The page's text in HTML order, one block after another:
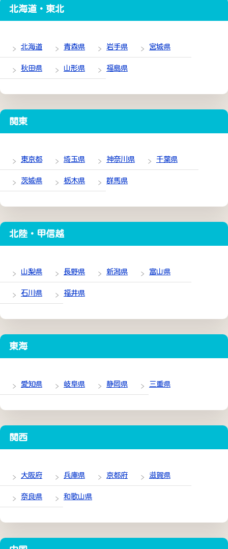
北海道・東北
北海道 青森県 岩手県 宮城県
秋田県 山形県 福島県
関東
東京都 埼玉県 神奈川県 千葉県
茨城県 栃木県 群馬県
北陸・甲信越
山梨県 長野県 新潟県 富山県
石川県 福井県
東海
愛知県 岐阜県 静岡県 三重県
関西
大阪府 兵庫県 京都府 滋賀県
奈良県 和歌山県